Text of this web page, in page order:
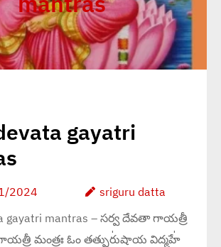
gayatri
2024
sriguru datta
gayatri mantras – సర్వ దేవతా గాయత్రీ
మంత్రః ఓం తత్పురు॑షాయ వి॒ద్మహే॑